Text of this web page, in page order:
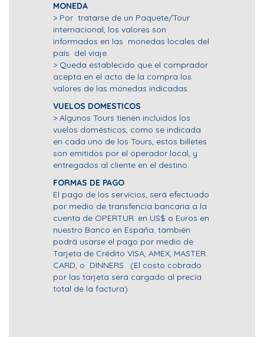
MONEDA
> Por tratarse de un Paquete/Tour
internacional, los valores son
informados en las monedas locales del
país del viaje.
> Queda establecido que el comprador
acepta en el acto de la compra los
valores de las monedas indicadas.
VUELOS DOMESTICOS
> Algunos Tours tienen incluidos los
vuelos domésticos, como se indicada
en cada uno de los Tours, estos billetes
son emitidos por el operador local, y
entregados al cliente en el destino.
FORMAS DE PAGO
El pago de los servicios, será efectuado
por medio de transfencia bancaria a la
cuenta de OPERTUR. en US$ o Euros en
nuestro Banco en España. también
podrá usarse el pago por medio de
Tarjeta de Crédito VISA, AMEX, MASTER
CARD, o DINNERS. (El costo cobrado
por las tarjeta será cargado al precia
total de la factura)